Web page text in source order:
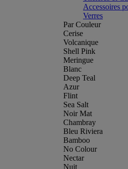
Accessoires
Verres
Par Couleur
Cerise
Volcanique
Shell Pink
Meringue
Blanc
Deep Teal
Azur
Flint
Sea Salt
Noir Mat
Chambray
Bleu Riviera
Bamboo
No Colour
Nectar
Nuit